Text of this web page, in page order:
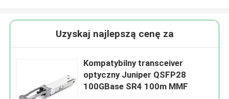
Uzyskaj najlepszą cenę za
Kompatybilny transceiver
optyczny Juniper QSFP28
100GBase SR4 100m MMF